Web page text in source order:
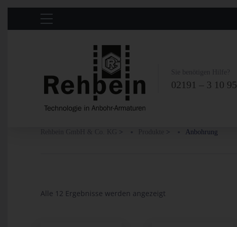
02191 – 3 10 95
> > Anbohrung
Alle 12 Ergebnisse werden angezeigt